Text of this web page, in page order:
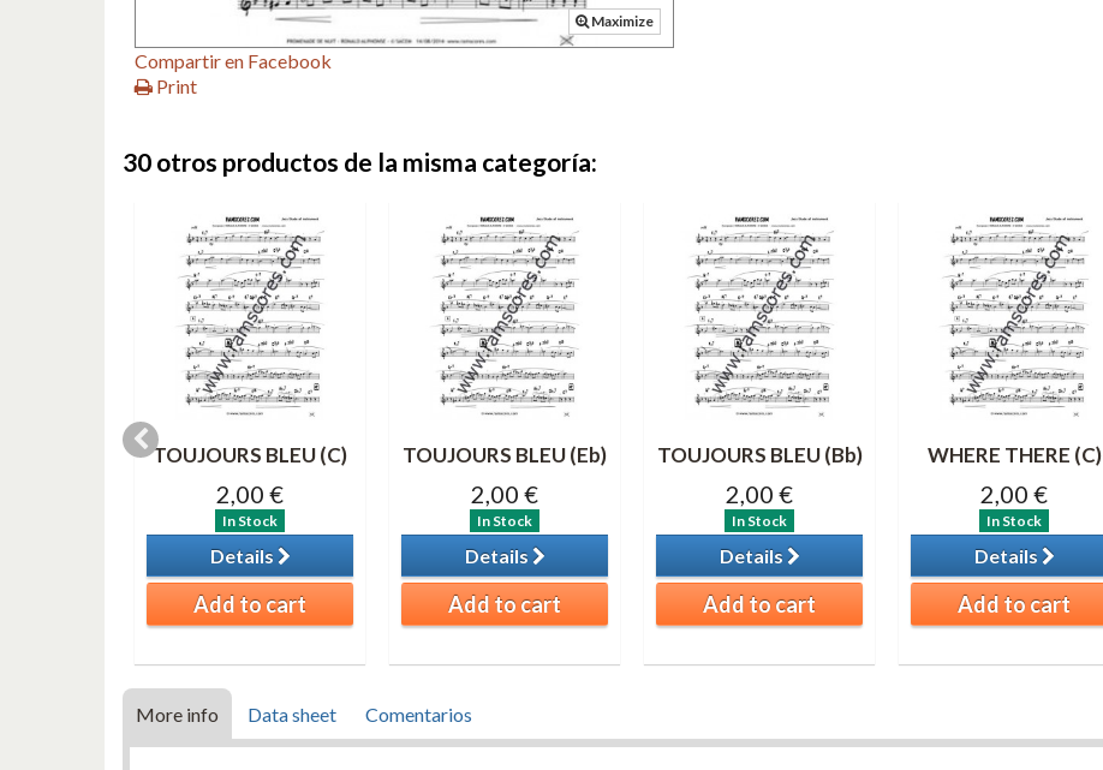
Maximize
Compartir en Facebook
Print
30 otros productos de la misma categoría:
TOUJOURS BLEU (C)
2,00 €
In Stock
Details
Add to cart
TOUJOURS BLEU (Eb)
2,00 €
In Stock
Details
Add to cart
TOUJOURS BLEU (Bb)
2,00 €
In Stock
Details
Add to cart
WHERE THERE (C)
2,00 €
In Stock
Details
Add to cart
More info Data sheet Comentarios